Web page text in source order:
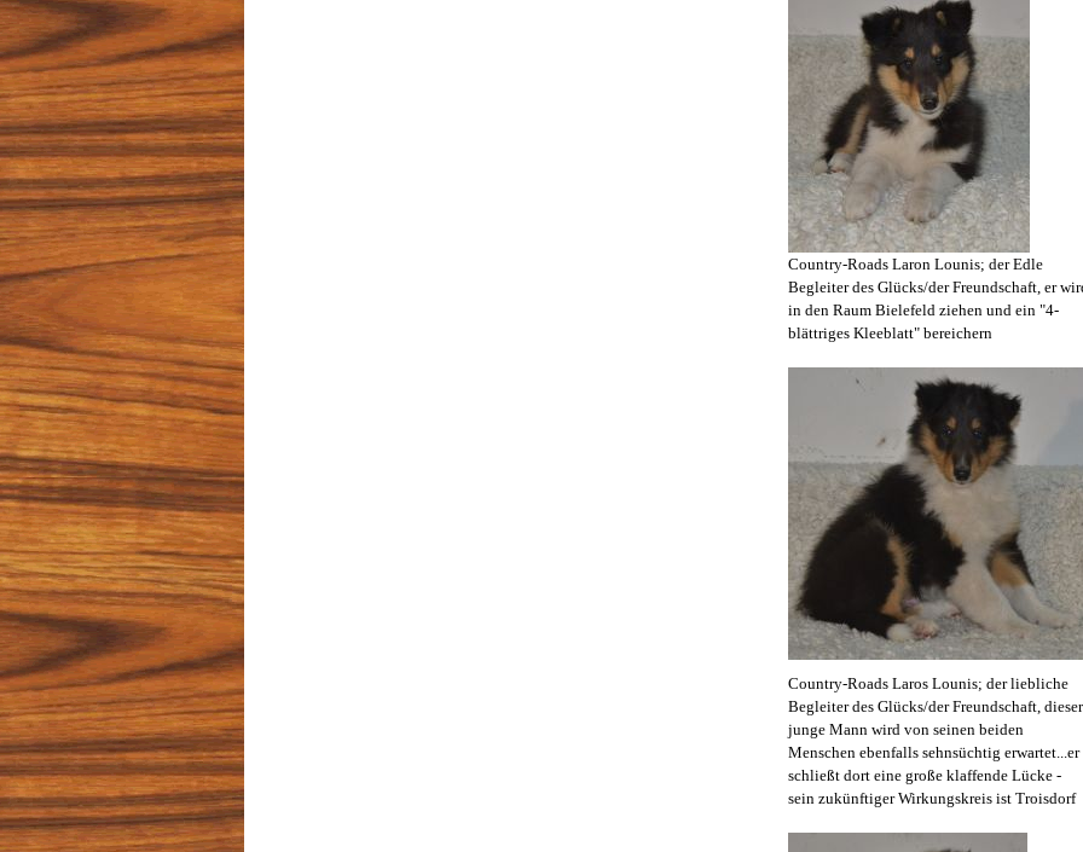
Country-Roads Laron Lounis; der Edle
Begleiter des Glücks/der Freundschaft, er
in den Raum Bielefeld ziehen und ein "4-
blättriges Kleeblatt" bereichern
Country-Roads Laros Lounis; der liebliche
Begleiter des Glücks/der Freundschaft, dieser
junge Mann wird von seinen beiden
Menschen ebenfalls sehnsüchtig erwartet...er
schließt dort eine große klaffende Lücke -
sein zukünftiger Wirkungskreis ist Troisdorf